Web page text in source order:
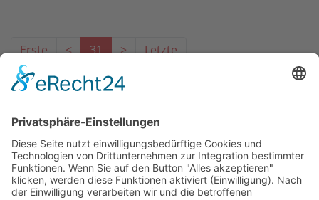
Erste < 31 > Letzte
Das Projekt zur Implementierung der Einheitlichen
Ansprechstellen für Arbeitgeber gemäß § 185a SGB IX in
Hessen wird gefördert aus Mitteln des LWV Hessen
Integrationsamtes. Das Projekt wird unter Einbindung
des Hessischen Ministeriums für Arbeit, Integration,
Jugend und Soziales von der Forschungsstelle des
Bildungswerks der Hessischen Wirtschaft e. V.